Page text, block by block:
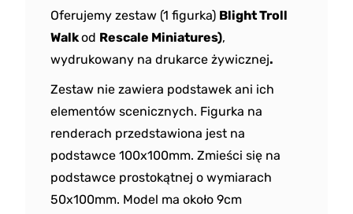
Oferujemy zestaw (1 figurka) Blight Troll
Walkod Rescale Miniatures),
wydrukowany na drukarce żywicznej.
Zestaw nie zawiera podstawek ani ich
elementów scenicznych. Figurka na
renderach przedstawiona jest na
podstawce 100x100mm. Zmieści się na
podstawce prostokątnej o wymiarach
50x100mm. Model ma około 9cm